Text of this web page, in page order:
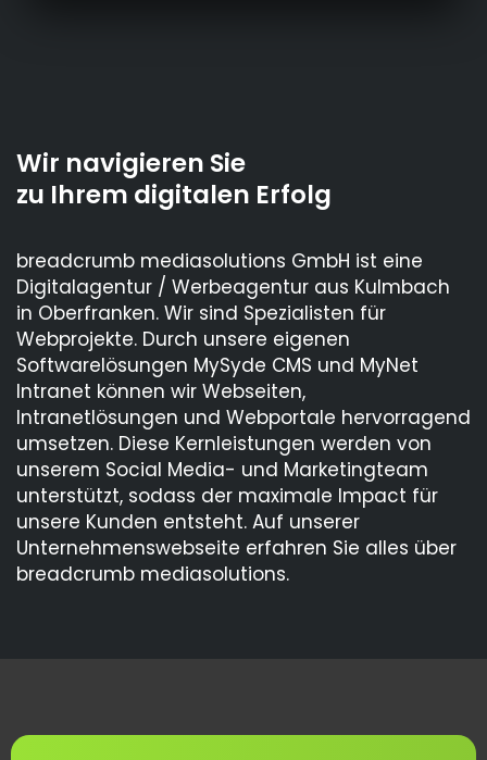
Wir navigieren Sie
zu Ihrem digitalen Erfolg
breadcrumb mediasolutions GmbH ist eine
Digitalagentur / Werbeagentur aus Kulmbach
in Oberfranken. Wir sind Spezialisten für
Webprojekte. Durch unsere eigenen
Softwarelösungen MySyde CMS und MyNet
Intranet können wir Webseiten,
Intranetlösungen und Webportale hervorragend
umsetzen. Diese Kernleistungen werden von
unserem Social Media- und Marketingteam
unterstützt, sodass der maximale Impact für
unsere Kunden entsteht. Auf unserer
Unternehmenswebseite erfahren Sie alles über
breadcrumb mediasolutions.